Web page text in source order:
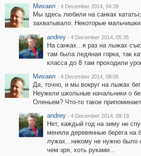
Михаил · 4 December 2014, 04:39
Мы здесь любили на санках
захватывало. Некоторые
andrey · 4 December 2014, 05:35
На санках...я раз на лыжах
там была ледяная горка, так
класса до 8 там проходили
Михаил · 4 December 2014, 08:05
Да, точно, и мы вокруг на лыжах
Неужели школьные начальники о
Оленьем? Что-то такое
andrey · 4 December 2014, 09:19
Нет, каждый год на зиму не
меняли деревянные берега на
лужах...никому не нужно было
чем зря, хоть руками...